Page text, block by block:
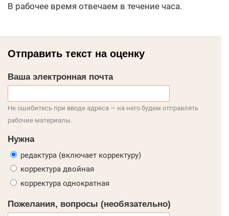
В рабочее время отвечаем в течение часа.
Отправить текст на оценку
Ваша электронная почта
Не ошибитесь при вводе адреса — на него будем отправлять
рабочие материалы.
Нужна
редактура (включает корректуру)
корректура двойная
корректура однократная
Пожелания, вопросы (необязательно)